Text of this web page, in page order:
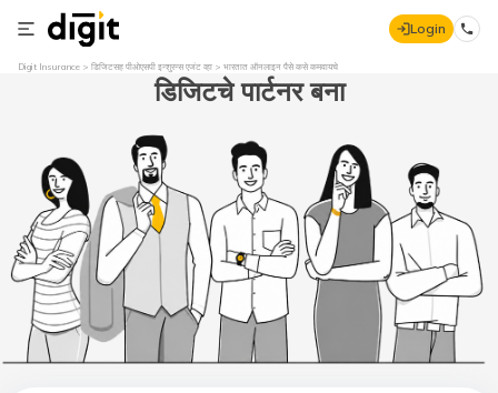
Login
Digit Insurance डिजिटसह पीओएसपी इन्शुरन्स एजंट व्हा भारतात ऑनलाइन पैसे कसे कमवायचे
डिजिटचे पार्टनर बना